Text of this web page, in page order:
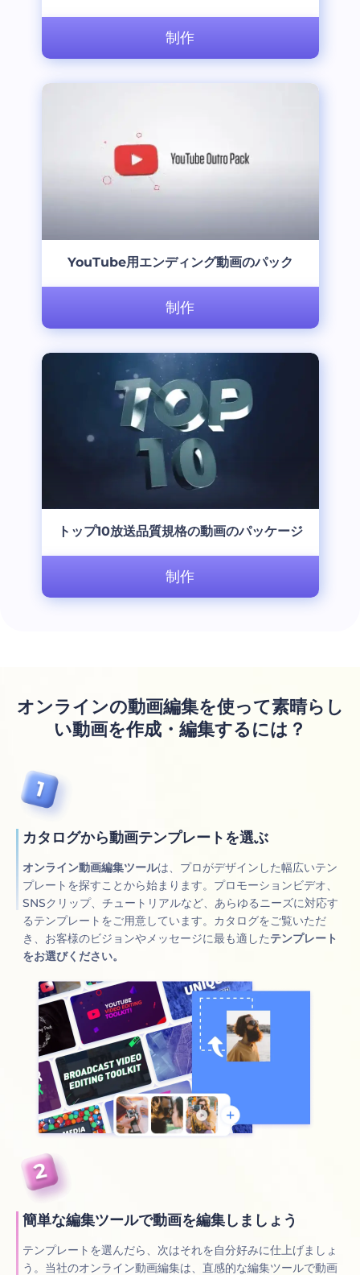
制作
YouTube用エンディング動画のパック
制作
トップ10放送品質規格の動画のパッケージ
制作
オンラインの動画編集を使って素晴らし
い動画を作成・編集するには？
カタログから動画テンプレートを選ぶ
オンライン動画編集ツールは、プロがデザインした幅広いテン
プレートを探すことから始まります。プロモーションビデオ、
SNSクリップ、チュートリアルなど、あらゆるニーズに対応す
るテンプレートをご用意しています。カタログをご覧いただ
き、お客様のビジョンやメッセージに最も適したテンプレート
をお選びください。
簡単な編集ツールで動画を編集しましょう
テンプレートを選んだら、次はそれを自分好みに仕上げましょ
う。当社のオンライン動画編集は、直感的な編集ツールで動画